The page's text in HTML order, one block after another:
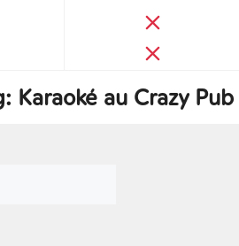
Karaoké au Crazy Pub